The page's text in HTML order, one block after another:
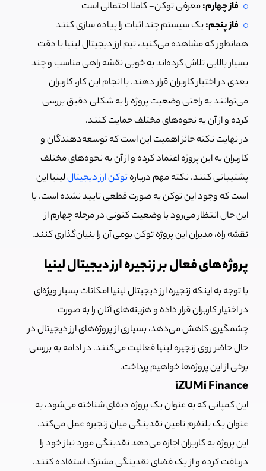
فاز چهارم:معرفی توکن- کاملا احتمالی است
فاز پنجم:یک سیستم چند اثبات را پیاده سازی کنند
همانطور که مشاهده می‌کنید، تیم ارز دیجیتال لینیا با دقت
بسیار بالایی تلاش کرده‌اند به خوبی نقشه راهی مناسب و چند
بعدی در اختیار کاربران قرار دهند. با انجام این کار، کاربران
می‌توانند به راحتی وضعیت پروژه را به شکلی دقیق بررسی
کرده و از آن به نحوه‌های مختلف حمایت کنند.
در نهایت نکته حائز اهمیت این است که توسعه‌دهندگان و
کاربران به این پروژه اعتماد کرده و از آن به نحوه‌های مختلف
پشتیبانی کنند. نکته مهم دربارهتوکن ارز دیجیتاللینیا این
است که وجود این توکن به صورت قطعی تایید نشده است. با
این حال انتظار می‌رود با وضعیت کنونی در مرحله چهارم از
نقشه راه، مدیران این پروژه توکن بومی آن را بنیان‌گذاری کنند.
پروژه‌های فعال بر زنجیره ارز دیجیتال لینیا
با توجه به اینکه زنجیره ارز دیجیتال لینیا امکانات بسیار ویژه‌ای
در اختیار کاربران قرار داده و هزینه‌های آنان را به صورت
چشمگیری کاهش می‌دهد، بسیاری از پروژه‌های ارز دیجیتال در
حال حاضر روی زنجیره لینیا فعالیت می‌کنند. در ادامه به بررسی
برخی از این پروژه‌ها خواهیم پرداخت.
iZUMi Finance
این کمپانی که به عنوان یک پروژه دیفای شناخته می‌شود، به
عنوان یک پلتفرم تامین نقدینگی میان زنجیره عمل می‌کند.
این پروژه به کاربران اجازه می‌دهد نقدینگی مورد نیاز خود را
دریافت کرده و از یک فضای نقدینگی مشترک استفاده کنند.